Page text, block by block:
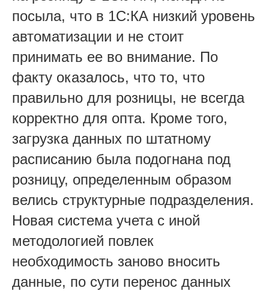
посыла, что в 1С:КА низкий уровень
автоматизации и не стоит
принимать ее во внимание. По
факту оказалось, что то, что
правильно для розницы, не всегда
корректно для опта. Кроме того,
загрузка данных по штатному
расписанию была подогнана под
розницу, определенным образом
велись структурные подразделения.
Новая система учета с иной
методологией повлек
необходимость заново вносить
данные, по сути перенос данных